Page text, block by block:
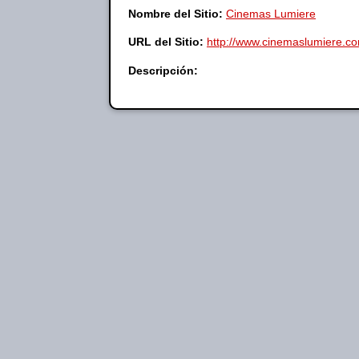
Nombre del Sitio: Cinemas Lumiere
URL del Sitio: http://
Descripción: